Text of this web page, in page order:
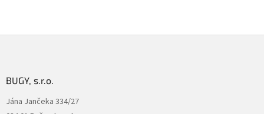
BUGY, s.r.o.
Jána Jančeka 334/27